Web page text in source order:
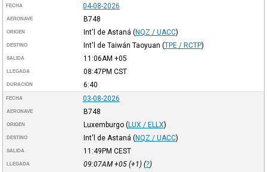
FECHA 04-08-2026
AERONAVE B748
ORIGEN Int'l de Astaná (NQZ / UACC)
DESTINO Int'l de Taiwán Taoyuan (TPE / RCTP)
SALIDA 11:06AM +05
LLEGADA 08:47PM CST
DURACIÓN 6:40
FECHA 03-08-2026
AERONAVE B748
ORIGEN Luxemburgo (LUX / ELLX)
DESTINO Int'l de Astaná (NQZ / UACC)
SALIDA 11:49PM CEST
LLEGADA 09:07AM +05(+1) (?)